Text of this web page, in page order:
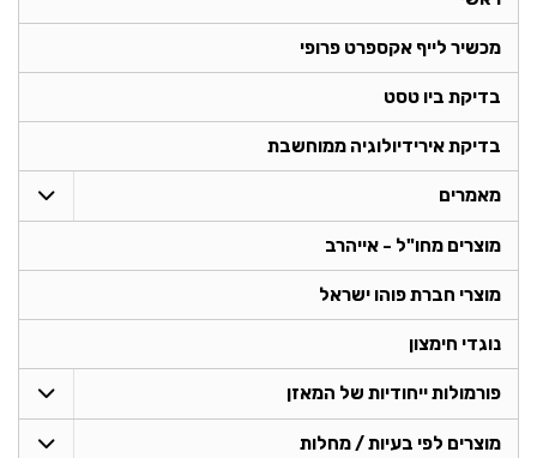
מכשיר לייף אקספרט פרופי
בדיקת ביו טסט
בדיקת אירידיולוגיה ממוחשבת
מאמרים
מוצרים מחו"ל - אייהרב
מוצרי חברת פוהו ישראל
נוגדי חימצון
פורמולות ייחודיות של המאזן
מוצרים לפי בעיות / מחלות